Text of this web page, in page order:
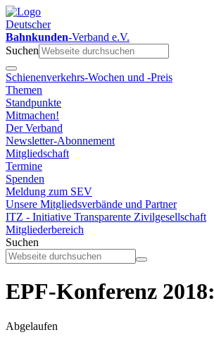
Deutscher
Bahnkunden-Verband e.V.
Suchen
Schienenverkehrs-Wochen und -Preis
Themen
Standpunkte
Mitmachen!
Der Verband
Newsletter-Abonnement
Mitgliedschaft
Termine
Spenden
Meldung zum SEV
Unsere Mitgliedsverbände und Partner
ITZ - Initiative Transparente Zivilgesellschaft
Mitgliederbereich
Suchen
EPF-Konferenz 2018:
Abgelaufen